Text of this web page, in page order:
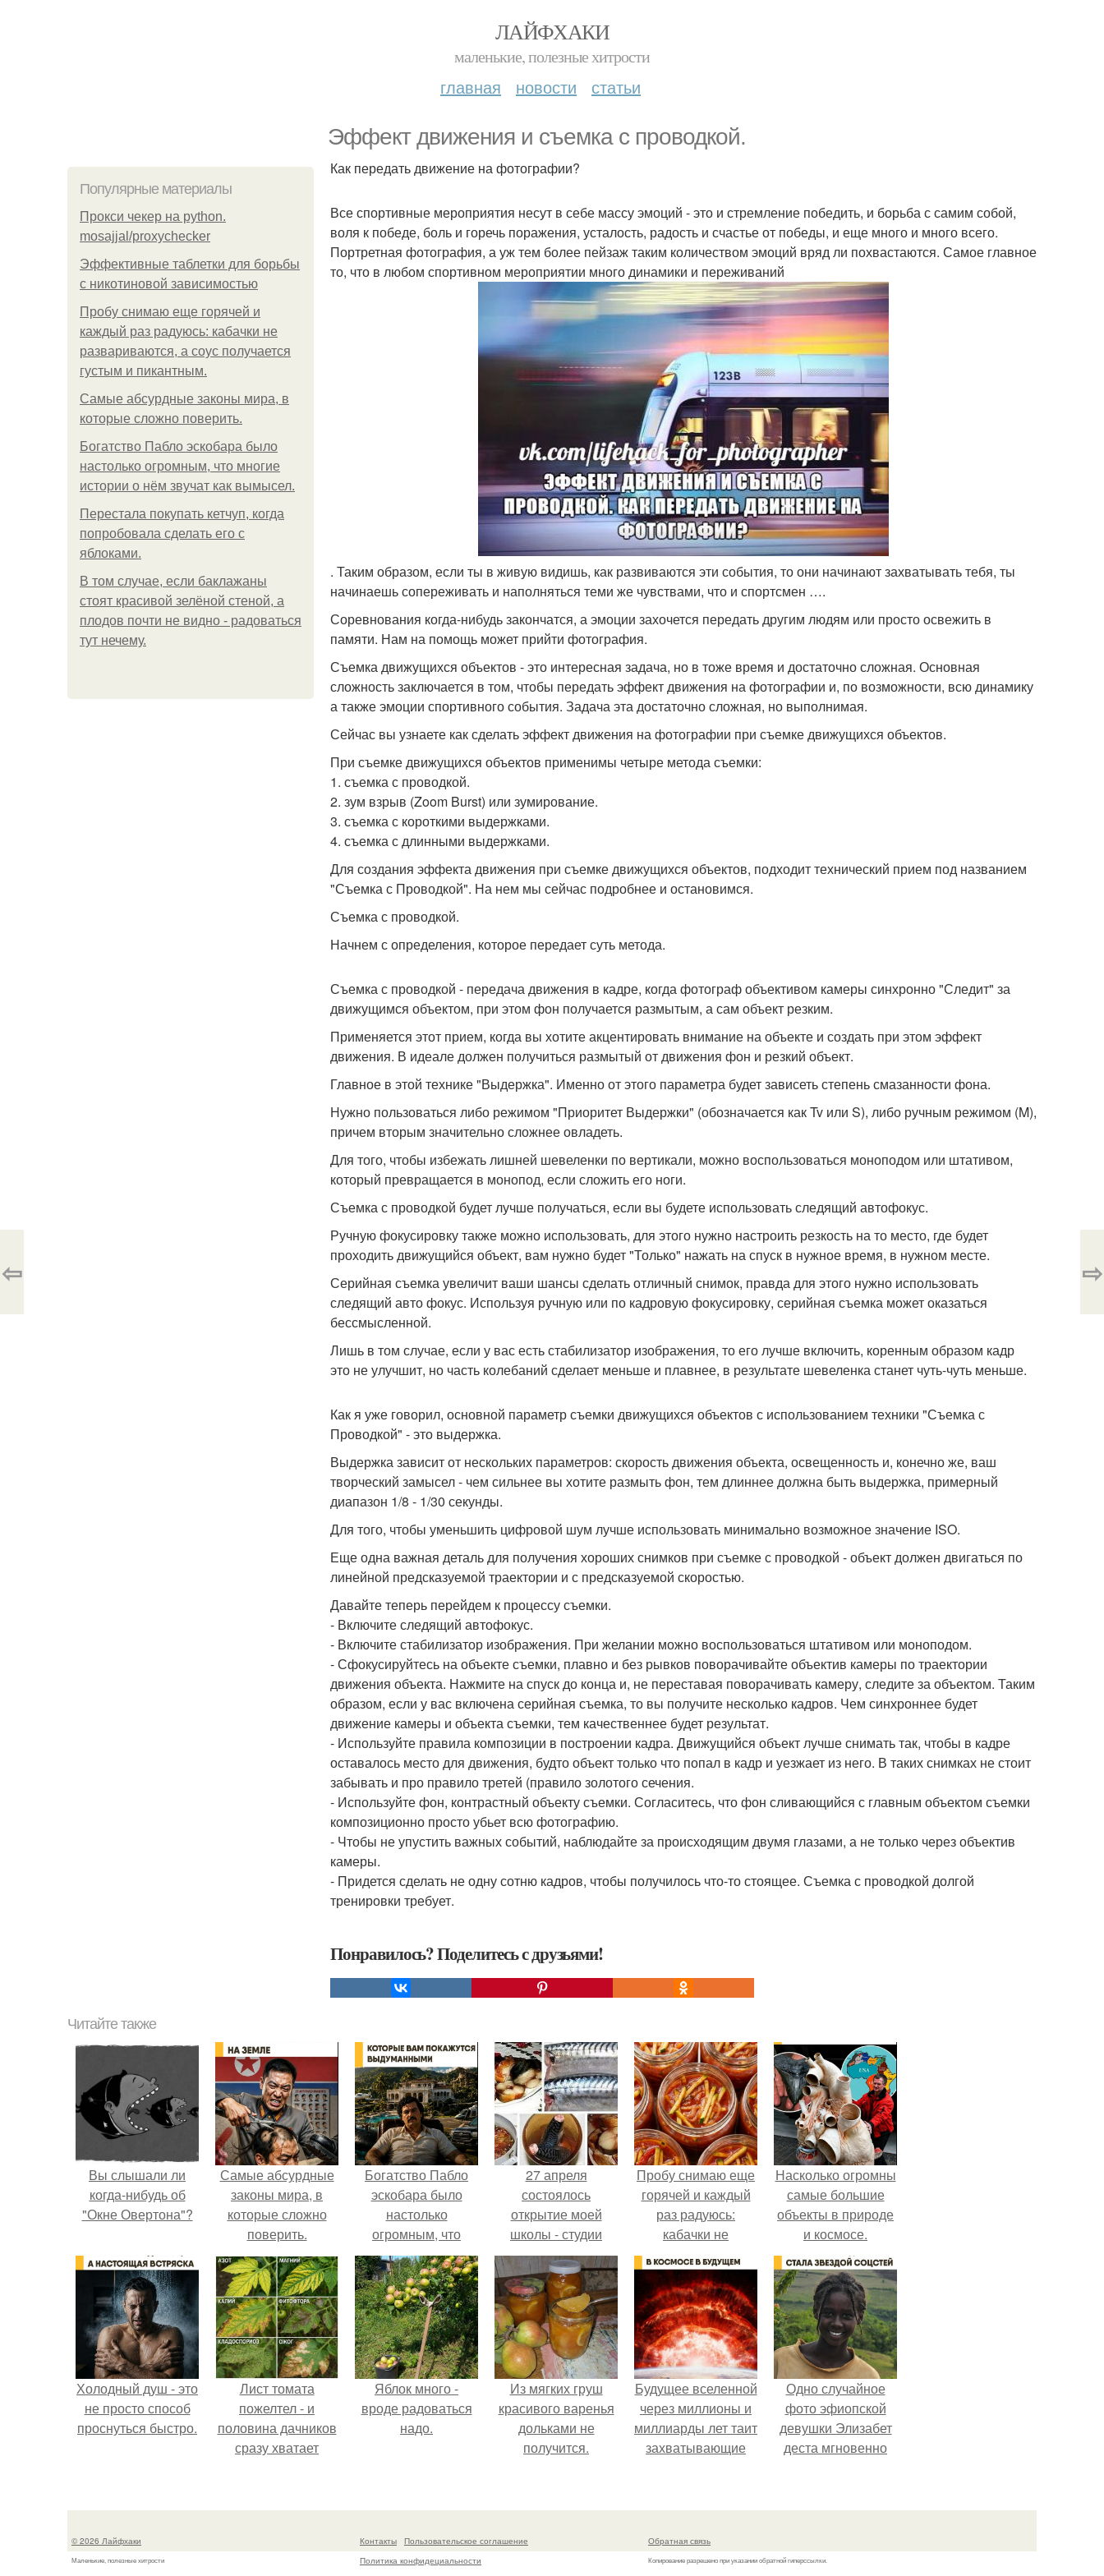
ЛАЙФХАКИ
маленькие, полезные хитрости
главная новости статьи
Эффект движения и съемка с проводкой.
Популярные материалы
Прокси чекер на python.
mosajjal/proxychecker
Эффективные таблетки для борьбы
с никотиновой зависимостью
Пробу снимаю еще горячей и
каждый раз радуюсь: кабачки не
развариваются, а соус получается
густым и пикантным.
Самые абсурдные законы мира, в
которые сложно поверить.
Богатство Пабло эскобара было
настолько огромным, что многие
истории о нём звучат как вымысел.
Перестала покупать кетчуп, когда
попробовала сделать его с
яблоками.
В том случае, если баклажаны
стоят красивой зелёной стеной, а
плодов почти не видно - радоваться
тут нечему.
Как передать движение на фотографии?
Все спортивные мероприятия несут в себе массу эмоций - это и стремление победить, и борьба с самим собой,
воля к победе, боль и горечь поражения, усталость, радость и счастье от победы, и еще много и много всего.
Портретная фотография, а уж тем более пейзаж таким количеством эмоций вряд ли похвастаются. Самое главное
то, что в любом спортивном мероприятии много динамики и переживаний
. Таким образом, если ты в живую видишь, как развиваются эти события, то они начинают захватывать тебя, ты
начинаешь сопереживать и наполняться теми же чувствами, что и спортсмен ….
Соревнования когда-нибудь закончатся, а эмоции захочется передать другим людям или просто освежить в
памяти. Нам на помощь может прийти фотография.
Съемка движущихся объектов - это интересная задача, но в тоже время и достаточно сложная. Основная
сложность заключается в том, чтобы передать эффект движения на фотографии и, по возможности, всю динамику
а также эмоции спортивного события. Задача эта достаточно сложная, но выполнимая.
Сейчас вы узнаете как сделать эффект движения на фотографии при съемке движущихся объектов.
При съемке движущихся объектов применимы четыре метода съемки:
1. съемка с проводкой.
2. зум взрыв (Zoom Burst) или зумирование.
3. съемка с короткими выдержками.
4. съемка с длинными выдержками.
Для создания эффекта движения при съемке движущихся объектов, подходит технический прием под названием
"Съемка с Проводкой". На нем мы сейчас подробнее и остановимся.
Съемка с проводкой.
Начнем с определения, которое передает суть метода.
Съемка с проводкой - передача движения в кадре, когда фотограф объективом камеры синхронно "Следит" за
движущимся объектом, при этом фон получается размытым, а сам объект резким.
Применяется этот прием, когда вы хотите акцентировать внимание на объекте и создать при этом эффект
движения. В идеале должен получиться размытый от движения фон и резкий объект.
Главное в этой технике "Выдержка". Именно от этого параметра будет зависеть степень смазанности фона.
Нужно пользоваться либо режимом "Приоритет Выдержки" (обозначается как Tv или S), либо ручным режимом (M),
причем вторым значительно сложнее овладеть.
Для того, чтобы избежать лишней шевеленки по вертикали, можно воспользоваться моноподом или штативом,
который превращается в монопод, если сложить его ноги.
Съемка с проводкой будет лучше получаться, если вы будете использовать следящий автофокус.
Ручную фокусировку также можно использовать, для этого нужно настроить резкость на то место, где будет
проходить движущийся объект, вам нужно будет "Только" нажать на спуск в нужное время, в нужном месте.
Серийная съемка увеличит ваши шансы сделать отличный снимок, правда для этого нужно использовать
следящий авто фокус. Используя ручную или по кадровую фокусировку, серийная съемка может оказаться
бессмысленной.
Лишь в том случае, если у вас есть стабилизатор изображения, то его лучше включить, коренным образом кадр
это не улучшит, но часть колебаний сделает меньше и плавнее, в результате шевеленка станет чуть-чуть меньше.
Как я уже говорил, основной параметр съемки движущихся объектов с использованием техники "Съемка с
Проводкой" - это выдержка.
Выдержка зависит от нескольких параметров: скорость движения объекта, освещенность и, конечно же, ваш
творческий замысел - чем сильнее вы хотите размыть фон, тем длиннее должна быть выдержка, примерный
диапазон 1/8 - 1/30 секунды.
Для того, чтобы уменьшить цифровой шум лучше использовать минимально возможное значение ISO.
Еще одна важная деталь для получения хороших снимков при съемке с проводкой - объект должен двигаться по
линейной предсказуемой траектории и с предсказуемой скоростью.
Давайте теперь перейдем к процессу съемки.
- Включите следящий автофокус.
- Включите стабилизатор изображения. При желании можно воспользоваться штативом или моноподом.
- Сфокусируйтесь на объекте съемки, плавно и без рывков поворачивайте объектив камеры по траектории
движения объекта. Нажмите на спуск до конца и, не переставая поворачивать камеру, следите за объектом. Таким
образом, если у вас включена серийная съемка, то вы получите несколько кадров. Чем синхроннее будет
движение камеры и объекта съемки, тем качественнее будет результат.
- Используйте правила композиции в построении кадра. Движущийся объект лучше снимать так, чтобы в кадре
оставалось место для движения, будто объект только что попал в кадр и уезжает из него. В таких снимках не стоит
забывать и про правило третей (правило золотого сечения.
- Используйте фон, контрастный объекту съемки. Согласитесь, что фон сливающийся с главным объектом съемки
композиционно просто убьет всю фотографию.
- Чтобы не упустить важных событий, наблюдайте за происходящим двумя глазами, а не только через объектив
камеры.
- Придется сделать не одну сотню кадров, чтобы получилось что-то стоящее. Съемка с проводкой долгой
тренировки требует.
Понравилось? Поделитесь с друзьями!
⇦ ⇨
Читайте также
Вы слышали ли
когда-нибудь об
"Окне Овертона"?
Самые абсурдные
законы мира, в
которые сложно
поверить.
Богатство Пабло
эскобара было
настолько
огромным, что
многие истории о
нём звучат как
вымысел.
27 апреля
состоялось
открытие моей
школы - студии
"Новая я"?
Пробу снимаю еще
горячей и каждый
раз радуюсь:
кабачки не
развариваются, а
соус получается
густым и
пикантным.
Насколько огромны
самые большие
объекты в природе
и космосе.
Холодный душ - это
не просто способ
проснуться быстро.
Лист томата
пожелтел - и
половина дачников
сразу хватает
Яблок много -
вроде радоваться
надо.
Из мягких груш
красивого варенья
дольками не
получится.
Будущее вселенной
через миллионы и
миллиарды лет таит
захватывающие
Одно случайное
фото эфиопской
девушки Элизабет
деста мгновенно
сделало её новой
© 2026 Лайфхаки
Маленькие, полезные хитрости
Контакты
Пользовательское соглашение
Политика конфидециальности
Обратная связь
Копирование разрешено при указании обратной гиперссылки.